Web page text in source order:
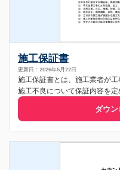
施工保証書
更新日：2026年5月22日
施工保証書とは、施工業者が
施工不良について保証内容を定
ダウ